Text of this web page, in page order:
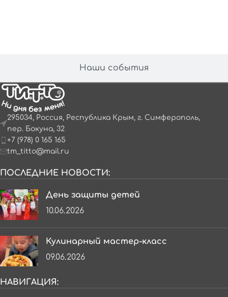
Наши события
295034, Россия, Республика Крым, г. Симферополь,
пер. Бокуна, 32
+7 (978) 0 165 165
tm_titto@mail.ru
ПОСЛЕДНИЕ НОВОСТИ:
День защиты детей
10.06.2026
Кулинарный мастер-класс
09.06.2026
НАВИГАЦИЯ: